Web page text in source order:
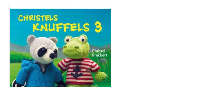
Boek: Christels Knuffels 3 -
Christel Krukkert
TOEVOEGEN AAN WINKELWAGEN